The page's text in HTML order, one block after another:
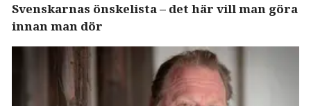
Svenskarnas önskelista – det här vill man göra
innan man dör